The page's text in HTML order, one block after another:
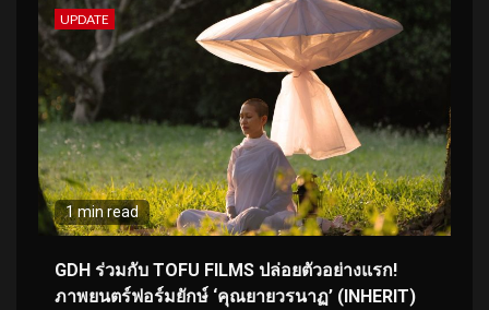
UPDATE
1 min read
GDH ร่วมกับ TOFU FILMS ปล่อยตัวอย่างแรก!
ภาพยนตร์ฟอร์มยักษ์ ‘คุณยายวรนาฏ’ (INHERIT)